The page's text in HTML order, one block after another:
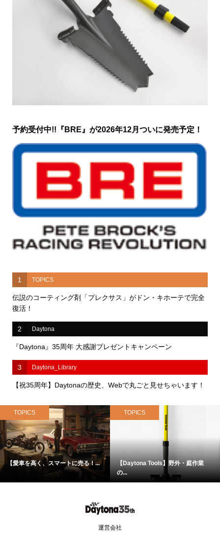
予約受付中!!『BRE』が2026年12月ついに発売予定！
1 TOPICS
伝説のコーティング剤「プレクサス」がドン・キホーテで完全
復活！
2 Daytona
『Daytona』35周年 大感謝プレゼントキャンペーン
3 Daytona_Library
【祝35周年】Daytonaの歴史、Webで丸ごと見せちゃいます！
TOPICS
【愛車を高く、スマートに売る！...
TOPICS
【Daytona Tools】野外・庭作業
の...
運営会社